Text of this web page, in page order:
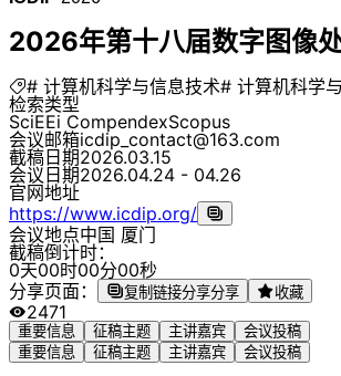
2026年第十八届数字图像
# 计算机科学与信息技术# 计算机科学
检索类型
SciEEi CompendexScopus
会议邮箱icdip_contact@163.com
截稿日期2026.03.15
会议日期2026.04.24 - 04.26
官网地址
https://www.icdip.org/
会议地点中国 厦门
截稿倒计时：
0天00时00分00秒
分享页面：
复制链接分享分享 收藏
2471
重要信息 征稿主题 主讲嘉宾
会议投稿
重要信息
征稿主题 主讲嘉宾 会议投稿